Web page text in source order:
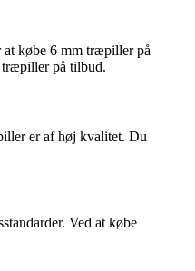
købe 6 mm træpiller på
træpiller på tilbud.
er af høj kvalitet. Du
Ved at købe